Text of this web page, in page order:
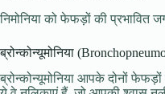
निमोनिया को फेफड़ों की प्रभावित
ब्रोन्कोन्यूमोनिया
ब्रोन्कोन्यूमोनिया आपके दोनों